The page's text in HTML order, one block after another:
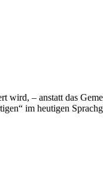
– anstatt das
im heutigen